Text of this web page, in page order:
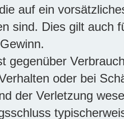
auf ein
sind. Dies gilt auch
gegenüber
oder bei
der Verletzung